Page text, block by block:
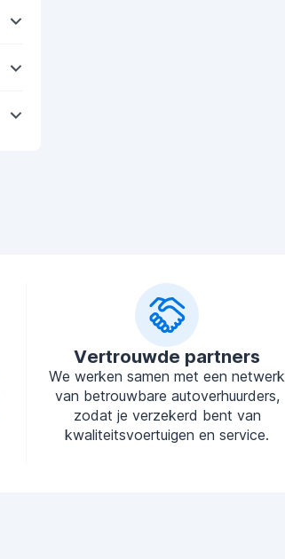
Vertrouwde partners
We werken samen met een netwerk
van betrouwbare autoverhuurders,
zodat je verzekerd bent van
kwaliteitsvoertuigen en service.